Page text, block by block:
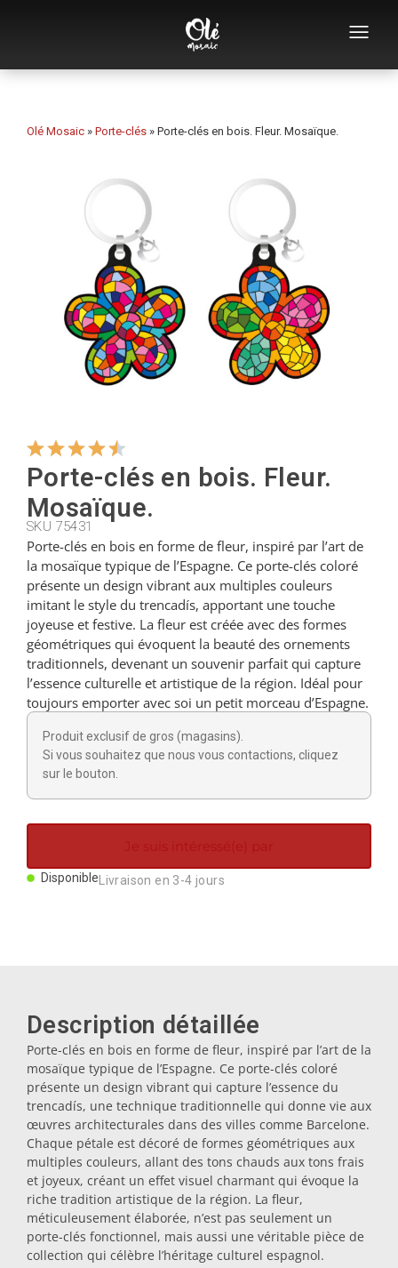
Qui sommes-nous
Ouvre-bouteilles
Tasses
Bols
Cintres
Coupeurs
Petites cuillères
Louches
Dés à coudre
Figurines
Porte-clés
Sous-verres
Bouchons
Huiliers
Dessous-de-plat
Olé Mosaic » Porte-clés » Porte-clés en bois. Fleur. Mosaïque.
Porte-clés en bois. Fleur.
Mosaïque.
SKU 75431
Porte-clés en bois en forme de fleur, inspiré par l’art de
la mosaïque typique de l’Espagne. Ce porte-clés coloré
présente un design vibrant aux multiples couleurs
imitant le style du trencadís, apportant une touche
joyeuse et festive. La fleur est créée avec des formes
géométriques qui évoquent la beauté des ornements
traditionnels, devenant un souvenir parfait qui capture
l’essence culturelle et artistique de la région. Idéal pour
toujours emporter avec soi un petit morceau d’Espagne.
Produit exclusif de gros (magasins).
Si vous souhaitez que nous vous contactions, cliquez
sur le bouton.
Je suis intéressé(e) par
DisponibleLivraison en 3-4 jours
Description détaillée
Porte-clés en bois en forme de fleur, inspiré par l’art de la
mosaïque typique de l’Espagne. Ce porte-clés coloré
présente un design vibrant qui capture l’essence du
trencadís, une technique traditionnelle qui donne vie aux
œuvres architecturales dans des villes comme Barcelone.
Chaque pétale est décoré de formes géométriques aux
multiples couleurs, allant des tons chauds aux tons frais
et joyeux, créant un effet visuel charmant qui évoque la
riche tradition artistique de la région. La fleur,
méticuleusement élaborée, n’est pas seulement un
porte-clés fonctionnel, mais aussi une véritable pièce de
collection qui célèbre l’héritage culturel espagnol.